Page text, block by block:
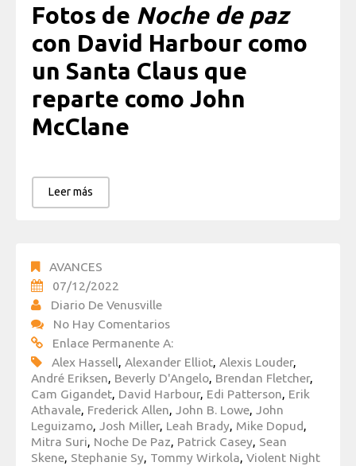
Fotos de Noche de paz
con David Harbour como
un Santa Claus que
reparte como John
McClane
Leer más
AVANCES
07/12/2022
Diario De Venusville
No Hay Comentarios
Enlace Permanente A:
Alex Hassell, Alexander Elliot, Alexis Louder,
André Eriksen, Beverly D'Angelo, Brendan Fletcher,
Cam Gigandet, David Harbour, Edi Patterson, Erik
Athavale, Frederick Allen, John B. Lowe, John
Leguizamo, Josh Miller, Leah Brady, Mike Dopud,
Mitra Suri, Noche De Paz, Patrick Casey, Sean
Skene, Stephanie Sy, Tommy Wirkola, Violent Night